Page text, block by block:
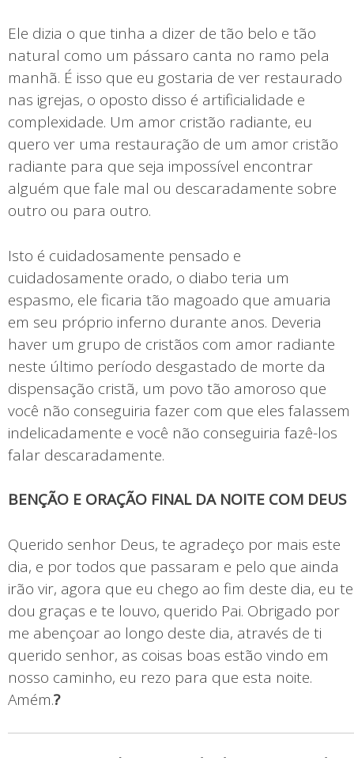
Ele dizia o que tinha a dizer de tão belo e tão
natural como um pássaro canta no ramo pela
manhã. É isso que eu gostaria de ver restaurado
nas igrejas, o oposto disso é artificialidade e
complexidade. Um amor cristão radiante, eu
quero ver uma restauração de um amor cristão
radiante para que seja impossível encontrar
alguém que fale mal ou descaradamente sobre
outro ou para outro.
Isto é cuidadosamente pensado e
cuidadosamente orado, o diabo teria um
espasmo, ele ficaria tão magoado que amuaria
em seu próprio inferno durante anos. Deveria
haver um grupo de cristãos com amor radiante
neste último período desgastado de morte da
dispensação cristã, um povo tão amoroso que
você não conseguiria fazer com que eles falassem
indelicadamente e você não conseguiria fazê-los
falar descaradamente.
BENÇÃO E ORAÇÃO FINAL DA NOITE COM DEUS
Querido senhor Deus, te agradeço por mais este
dia, e por todos que passaram e pelo que ainda
irão vir, agora que eu chego ao fim deste dia, eu te
dou graças e te louvo, querido Pai. Obrigado por
me abençoar ao longo deste dia, através de ti
querido senhor, as coisas boas estão vindo em
nosso caminho, eu rezo para que esta noite.
Amém.?